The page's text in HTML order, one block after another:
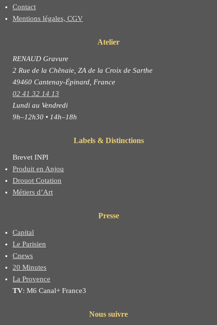
Contact
Mentions légales, CGV
Atelier
RENAUD Gravure
2 Rue de la Chênaie, ZA de la Croix de Sarthe
49460 Cantenay-Épinard, France
02 41 32 14 13
Lundi au Vendredi
9h–12h30 • 14h–18h
Labels & Distinctions
Brevet INPI
Produit en Anjou
Drouot Cotation
Métiers d’Art
Presse
Capital
Le Parisien
Cnews
20 Minutes
La Provence
TV: M6 Canal+ France3
Nous suivre